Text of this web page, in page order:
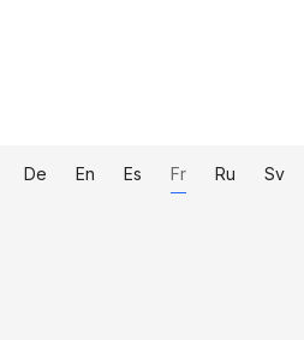
De En Es Fr Ru Sv